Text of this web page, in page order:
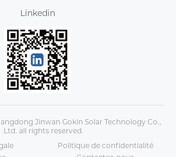
Linkedin
Jinwan Gokin Solar Technology Co.,
Ltd. all rights reserved.
Politique de confidentialité